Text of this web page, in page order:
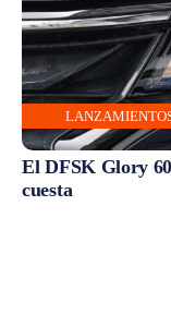
El DFSK Glory
cuesta